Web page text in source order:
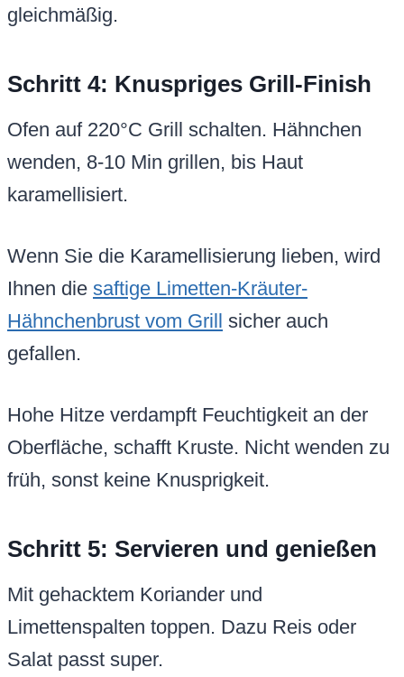
gleichmäßig.
Schritt 4: Knuspriges Grill-Finish
Ofen auf 220°C Grill schalten. Hähnchen
wenden, 8-10 Min grillen, bis Haut
karamellisiert.
Wenn Sie die Karamellisierung lieben, wird
Ihnen die saftige Limetten-Kräuter-
Hähnchenbrust vom Grill
sicher auch
gefallen.
Hohe Hitze verdampft Feuchtigkeit an der
Oberfläche, schafft Kruste. Nicht wenden zu
früh, sonst keine Knusprigkeit.
Schritt 5: Servieren und genießen
Mit gehacktem Koriander und
Limettenspalten toppen. Dazu Reis oder
Salat passt super.